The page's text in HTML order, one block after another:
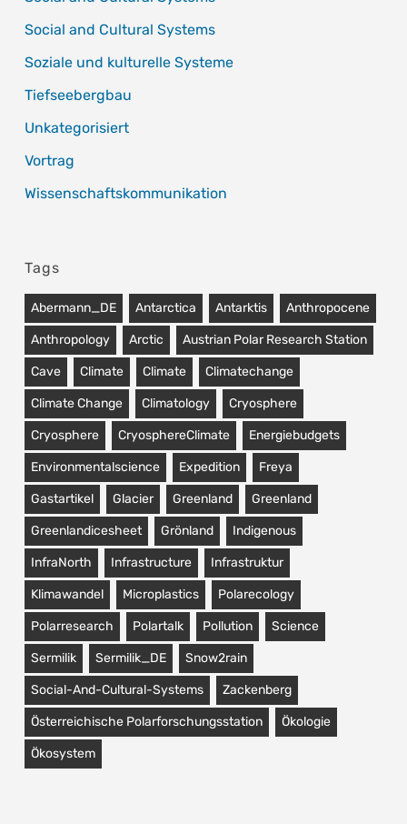
Social and Cultural Systems
Soziale und kulturelle Systeme
Tiefseebergbau
Unkategorisiert
Vortrag
Wissenschaftskommunikation
Tags
Abermann_DE Antarctica Antarktis Anthropocene
Anthropology Arctic Austrian Polar Research Station
Cave Climate Climate Climatechange
Climate Change Climatology Cryosphere
Cryosphere CryosphereClimate Energiebudgets
Environmentalscience Expedition Freya
Gastartikel Glacier Greenland Greenland
Greenlandicesheet Grönland Indigenous
InfraNorth Infrastructure Infrastruktur
Klimawandel Microplastics Polarecology
Polarresearch Polartalk Pollution Science
Sermilik Sermilik_DE Snow2rain
Social-And-Cultural-Systems Zackenberg
Österreichische Polarforschungsstation Ökologie
Ökosystem